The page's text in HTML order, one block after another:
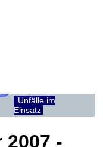
Unfälle im
Einsatz
2007 -